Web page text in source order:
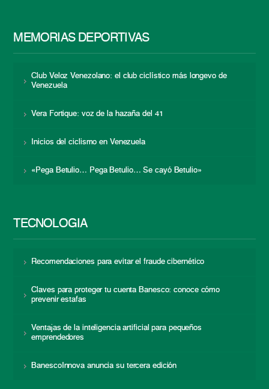
MEMORIAS DEPORTIVAS
Club Veloz Venezolano: el club ciclístico más longevo de
Venezuela
Vera Fortique: voz de la hazaña del 41
Inicios del ciclismo en Venezuela
«Pega Betulio… Pega Betulio… Se cayó Betulio»
TECNOLOGÍA
Recomendaciones para evitar el fraude cibernético
Claves para proteger tu cuenta Banesco: conoce cómo
prevenir estafas
Ventajas de la inteligencia artificial para pequeños
emprendedores
BanescoInnova anuncia su tercera edición